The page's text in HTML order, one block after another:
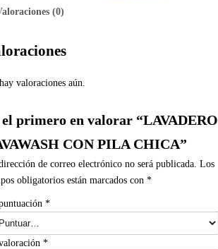
(0)
valoraciones aún.
el primero en valorar “LAVADERO
CON PILA CHICA”
de correo electrónico no será publicada. Los
obligatorios están marcados con *
*
*